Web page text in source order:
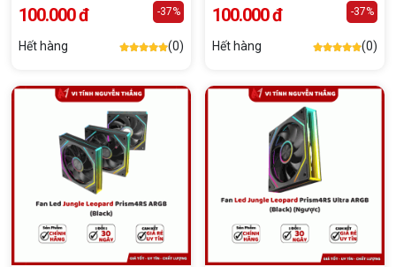
100.000 đ -37%
Hết hàng (0)
100.000 đ -37%
Hết hàng (0)